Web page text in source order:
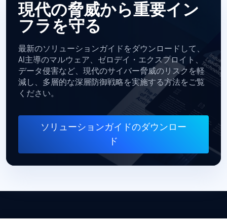
現代の脅威から重要イン
フラを守る
最新のソリューションガイドをダウンロードして、
AI主導のマルウェア、ゼロデイ・エクスプロイト、
データ侵害など、現代のサイバー脅威のリスクを軽
減し、多層的な深層防御戦略を実施する方法をご覧
ください。
ソリューションガイドのダウンロー
ド